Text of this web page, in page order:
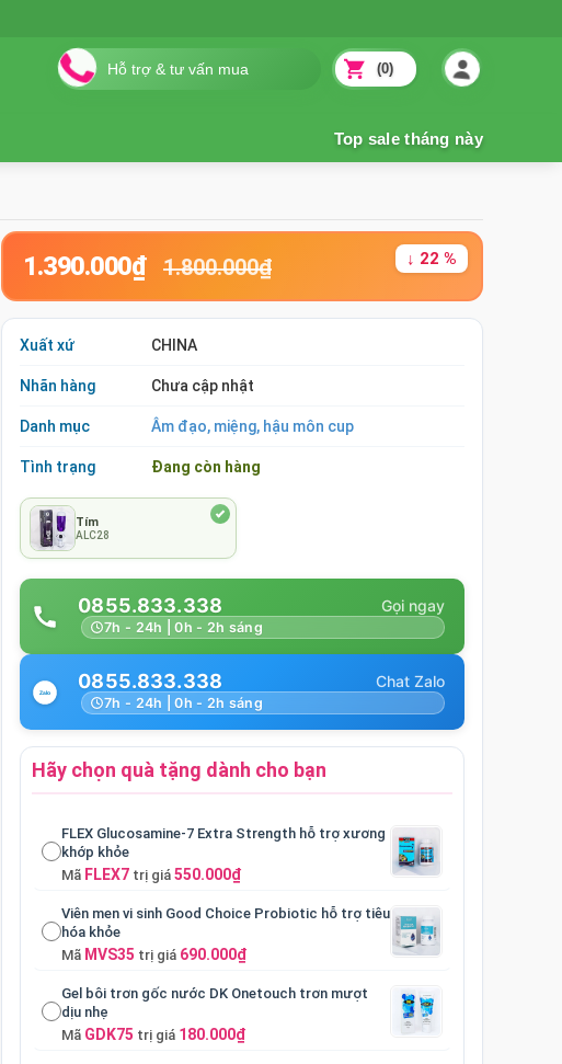
(0)
1.390.000₫ 1.800.000₫ ↓ 22 %
Xuất xứ CHINA
Nhãn hàng Chưa cập nhật
Danh mục Âm đạo, miệng, hậu môn cup
Tình trạng Đang còn hàng
Tím
ALC28
0855.833.338
7h - 24h | 0h - 2h sáng
0855.833.338
7h - 24h | 0h - 2h sáng
Hãy chọn quà tặng dành cho bạn
FLEX Glucosamine-7 Extra Strength hỗ trợ xương
khớp khỏe
Mã FLEX7 trị giá 550.000₫
Viên men vi sinh Good Choice Probiotic hỗ trợ tiêu
hóa khỏe
Mã MVS35 trị giá 690.000₫
Gel bôi trơn gốc nước DK Onetouch trơn mượt
dịu nhẹ
Mã GDK75 trị giá 180.000₫